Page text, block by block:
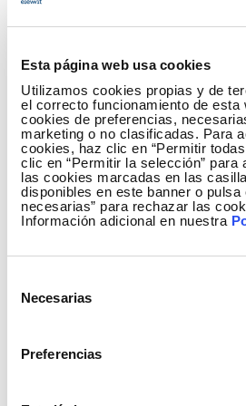
Esta página web usa cookies
Utilizamos cookies propias y de
el correcto funcionamiento de esta
cookies de preferencias,
marketing o no clasificadas. Para
cookies, haz clic en “Permitir
clic en “Permitir la selección” para
las cookies marcadas en las
disponibles en este banner o pulsa
necesarias” para rechazar las
Información adicional en nuestra
Necesarias
Preferencias
procesamiento avanzado de
conformado un equipo de
clara vocación de facilitar la
digital del sector industrial.
Barbara IoT aúna nativos
tecnólogos provenientes del IT
clara visión estratégica, de
transformador. La innovación
compañía, pero siempre con
La empresa ha recibido
creativos”) y la Razón (“mejor
cibersegura industrial”) y ha